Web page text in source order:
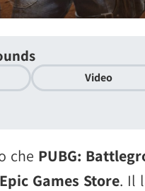
Video
che PUBG:
Epic Games Store. Il